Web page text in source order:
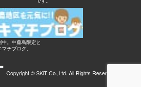
中。中藤島限定と
チブログ。
Copyright ©SKiT Co.,Ltd. All Rights Reserved.